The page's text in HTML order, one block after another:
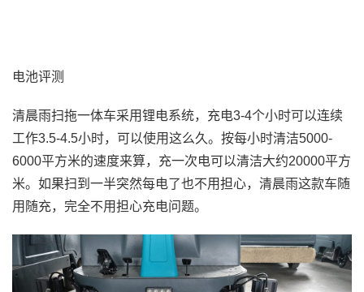
电池评测
清晨雨扫拖一体车采用锂电系统，充电3-4个小时可以连续
工作3.5-4.5小时，可以使用这么久。按每小时清洁5000-
6000平方米的速度来算，充一次电可以清洁大约20000平方
米。如果扫到一半突然每电了也不用担心，清晨雨这款车随
用随充，完全不用担心充电问题。